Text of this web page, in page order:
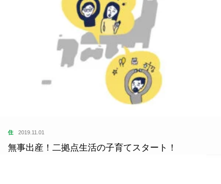
住 2019.11.01
無事出産！二拠点生活の子育てスタート！